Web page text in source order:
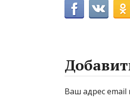
Ваш адрес email